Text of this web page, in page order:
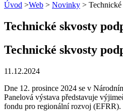
Úvod >Web > Novinky >
Technické skvosty
Technické skvosty
11.12.2024
Dne 12. prosince 2024 se v
Panelová výstava představuje
fondu pro regionální rozvoj (EFRR).